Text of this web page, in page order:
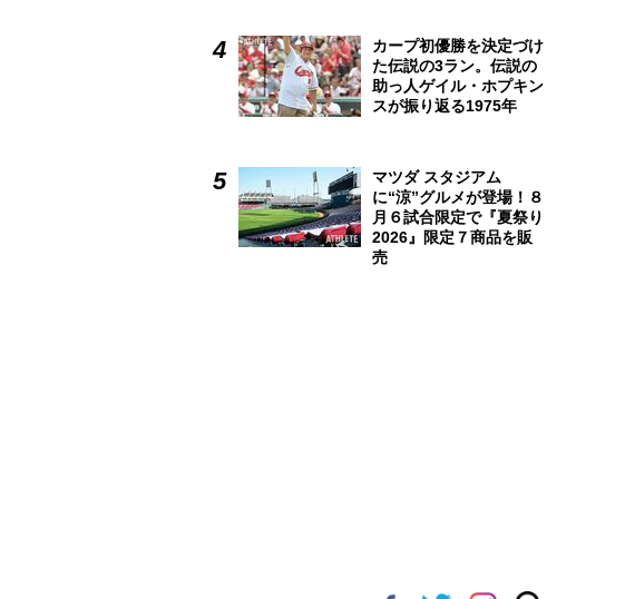
カープ初優勝を決定づけ
た伝説の3ラン。伝説の
助っ人ゲイル・ホプキン
スが振り返る1975年
マツダ スタジアム
に“涼”グルメが登場！８
月６試合限定で『夏祭り
2026』限定７商品を販
売